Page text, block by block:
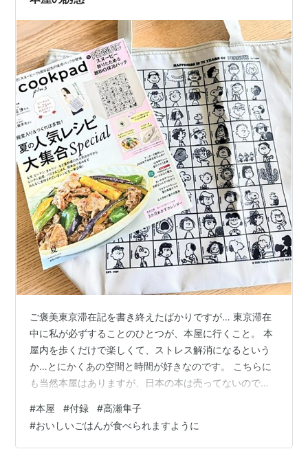
ご褒美東京滞在記を書き終えたばかりですが… 東京滞在
中に私が必ずすることのひとつが、本屋に行くこと。 本
屋内を歩くだけで楽しくて、ストレス解消になるという
か…とにかくあの空間と時間が好きなのです。 こちらに
も当然本屋はありますが、日本の本は売ってないのでブ
ったが無くなりました）。 ただ今回は、家に積読本がた
くさんあるので本屋に行くのは控えよう…と思っていま
した。 …が、ダメでした。文具を買うためにふらっと本
#本屋 #付録 #高瀬隼子
#おいしいごはんが食べられますように